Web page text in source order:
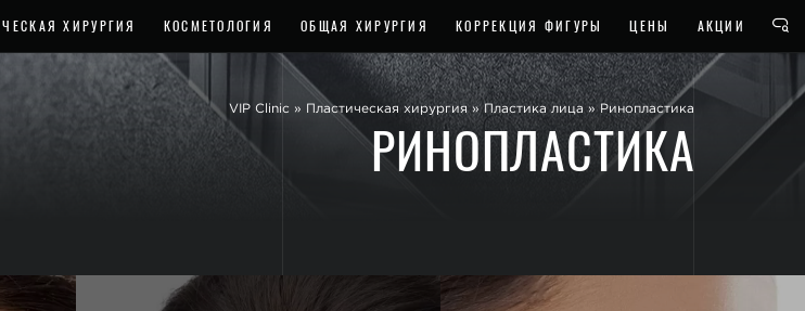
ХИРУРГИЯ КОСМЕТОЛОГИЯ ОБЩАЯ ХИРУРГИЯ КОРРЕКЦИЯ ФИГУРЫ ЦЕНЫ АКЦИИ
VIP Clinic » Пластическая хирургия»Пластика лица » Ринопластика
РИНОПЛАСТИКА